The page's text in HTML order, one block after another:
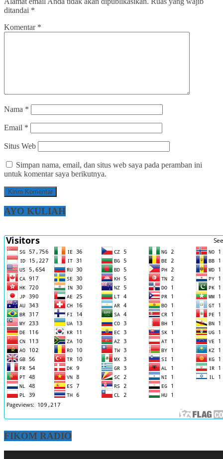
ditandai *
Komentar *
Nama *
Email *
Situs Web
Simpan nama, email, dan situs web saya pada peramban ini
untuk komentar saya berikutnya.
AYO KULIAH
FIKOM RADIO